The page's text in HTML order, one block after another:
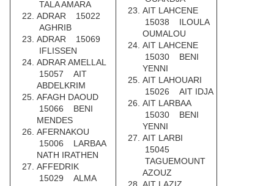
TALA AMARA
ADRAR 15022
AGHRIB
ADRAR 15069
IFLISSEN
ADRAR AMELLAL
15057 AIT
ABDELKRIM
AFAGH DAOUD
15066 BENI
MENDES
AFERNAKOU
15006 LARBAA
NATH IRATHEN
AFFEDRIK
15029 ALMA
AIT LAHCENE
15038 ILOULA
OUMALOU
AIT LAHCENE
15030 BENI
YENNI
AIT LAHOUARI
15026 AIT IDJA
AIT LARBAA
15030 BENI
YENNI
AIT LARBI
15045
TAGUEMOUNT
AZOUZ